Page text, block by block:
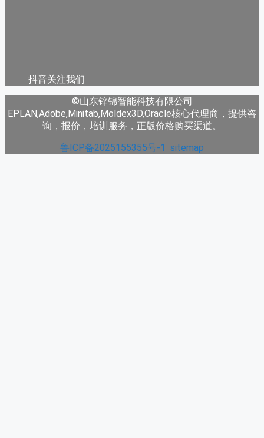
抖音关注我们
©山东锌锦智能科技有限公司
EPLAN,Adobe,Minitab,Moldex3D,Oracle核心代理商，提供咨
询，报价，培训服务，正版价格购买渠道。
鲁ICP备2025155355号-1
sitemap